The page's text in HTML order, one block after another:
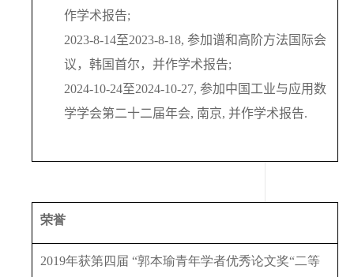
作学术报告;
2023-8-14至2023-8-18, 参加谱和高阶方法国际会
议，韩国首尔，并作学术报告;
2024-10-24至2024-10-27, 参加中国工业与应用数
学学会第二十二届年会, 南京, 并作学术报告.
荣誉
2019年获第四届 “郭本瑜青年学者优秀论文奖“二等